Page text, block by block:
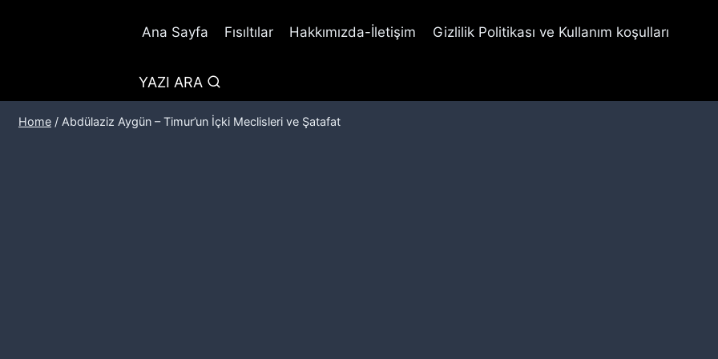
Ana Sayfa Fısıltılar Hakkımızda-İletişim Gizlilik Politikası ve Kullanım koşulları
YAZI ARA
Home / Abdülaziz Aygün – Timur’un İçki Meclisleri ve Şatafat